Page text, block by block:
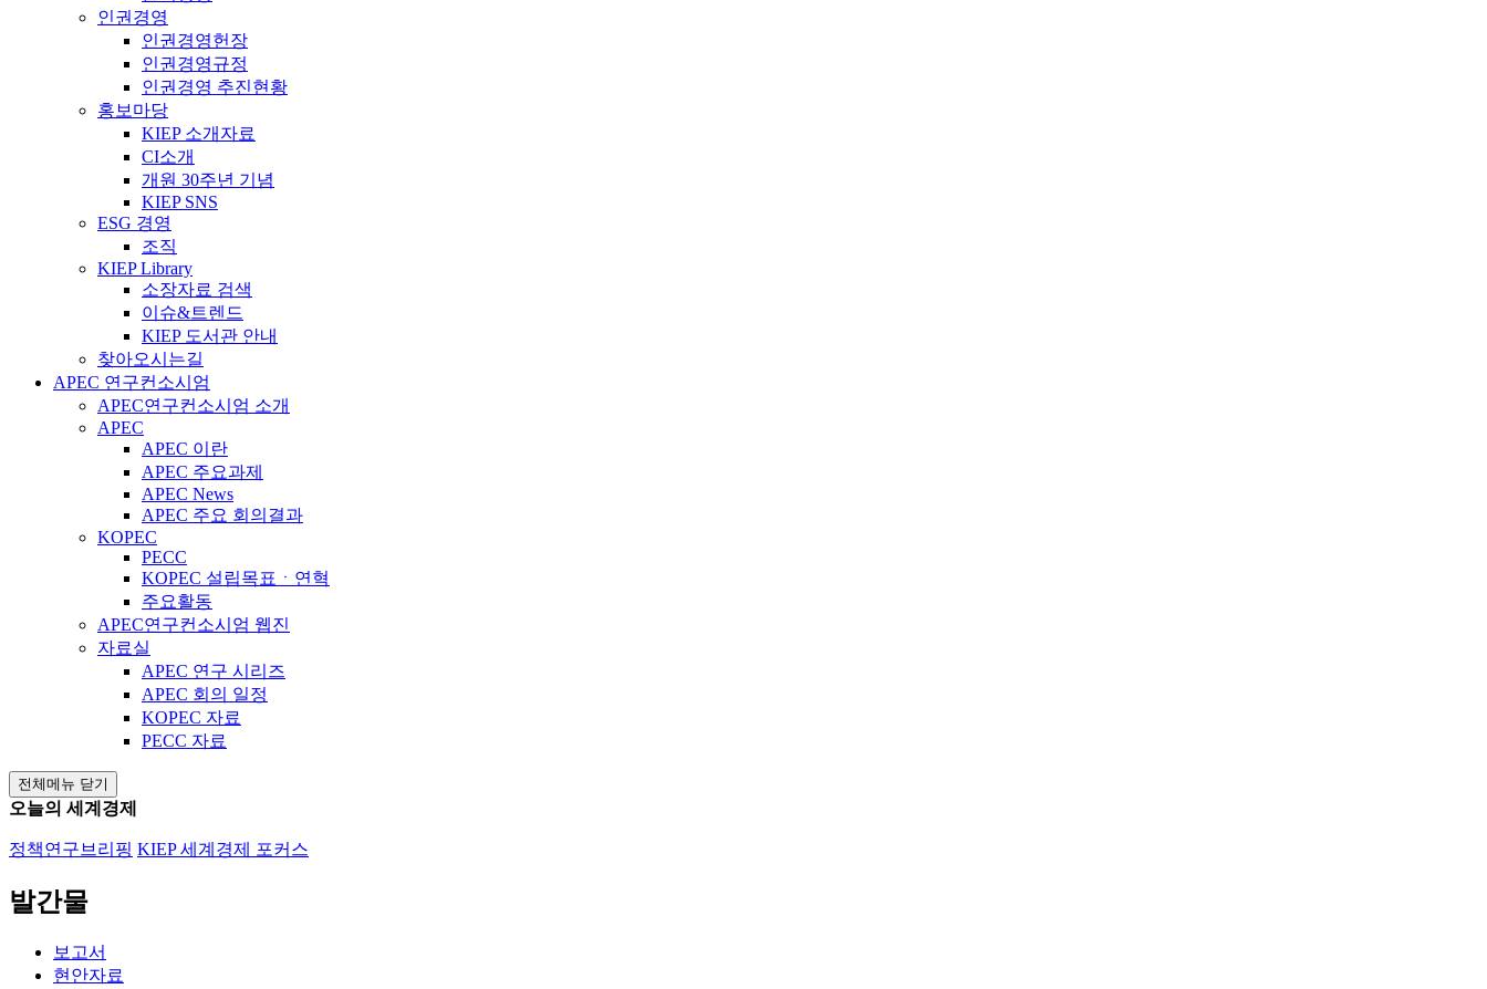
인권경영
인권경영헌장
인권경영규정
인권경영 추진현황
홍보마당
KIEP 소개자료
CI소개
개원 30주년 기념
KIEP SNS
ESG 경영
조직
KIEP Library
소장자료 검색
이슈&트렌드
KIEP 도서관 안내
찾아오시는길
APEC 연구컨소시엄
APEC연구컨소시엄 소개
APEC
APEC 이란
APEC 주요과제
APEC News
APEC 주요 회의결과
KOPEC
PECC
KOPEC 설립목표ㆍ연혁
주요활동
APEC연구컨소시엄 웹진
자료실
APEC 연구 시리즈
APEC 회의 일정
KOPEC 자료
PECC 자료
전체메뉴 닫기
오늘의 세계경제
정책연구브리핑 KIEP 세계경제 포커스
발간물
보고서
현안자료